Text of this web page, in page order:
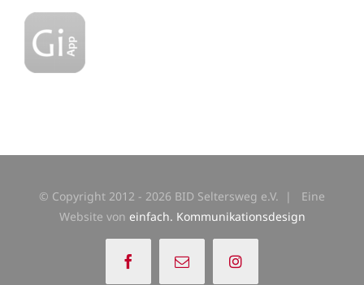
© Copyright 2012 - 2026 BID Seltersweg e.V. | Eine
Website von einfach. Kommunikationsdesign
FacebookE-
Mail
Instagram